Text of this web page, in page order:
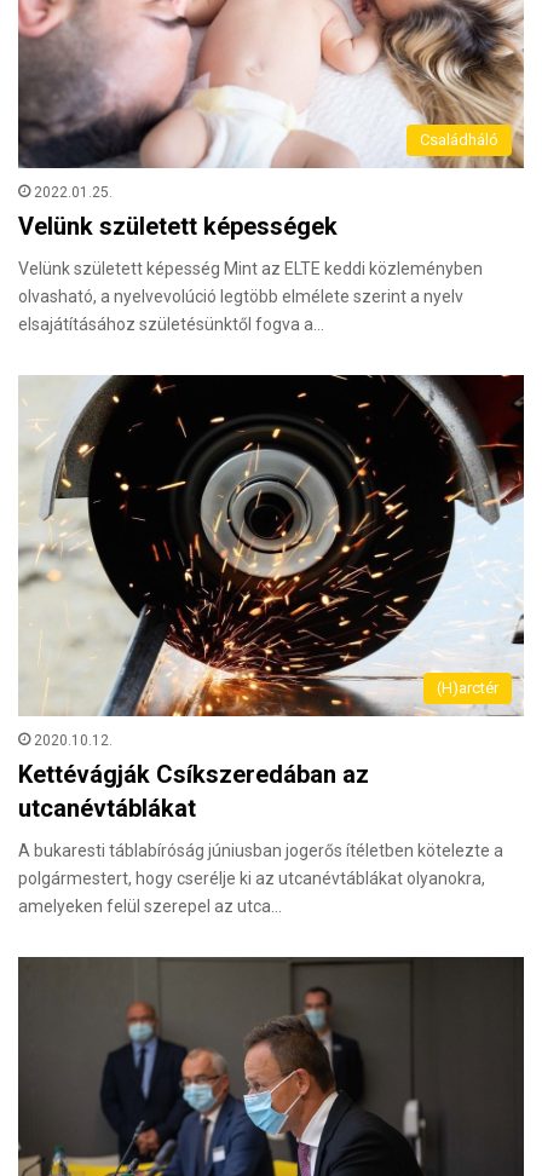
Családháló
2022.01.25.
Velünk született képességek
Velünk született képesség Mint az ELTE keddi közleményben
olvasható, a nyelvevolúció legtöbb elmélete szerint a nyelv
elsajátításához születésünktől fogva a…
(H)arctér
2020.10.12.
Kettévágják Csíkszeredában az
utcanévtáblákat
A bukaresti táblabíróság júniusban jogerős ítéletben kötelezte a
polgármestert, hogy cserélje ki az utcanévtáblákat olyanokra,
amelyeken felül szerepel az utca…